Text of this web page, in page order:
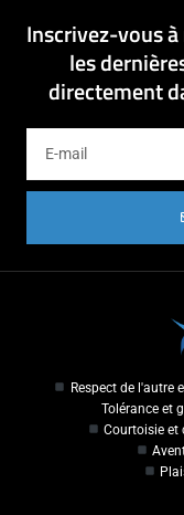
Inscrivez-vous
les
directement
Respect de l'autre
Tolérance et
Courtoisie et